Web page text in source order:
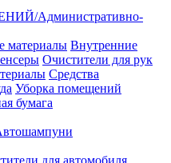
Административно-
материалы Внутренние
Очистители для рук
Средства
Уборка помещений
бумага
для автомобиля